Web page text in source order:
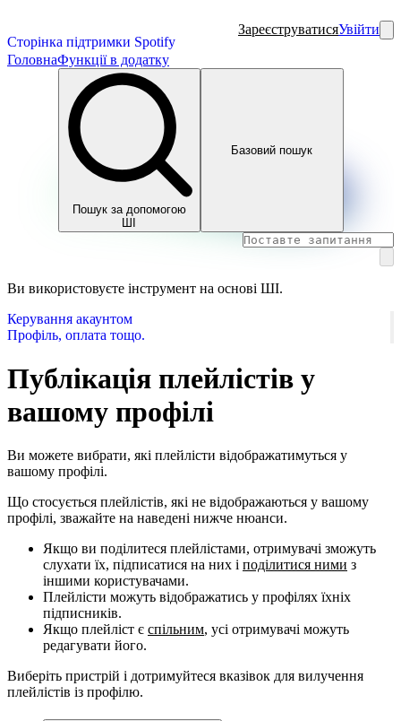
Сторінка підтримки Spotify
ЗареєструватисяУвійти
ГоловнаФункції в додатку
Пошук за допомогою
ШІ
Базовий пошук
Ви використовуєте інструмент на основі ШІ.
Керування акаунтом
Профіль, оплата тощо.
Публікація плейлістів у
вашому профілі
Ви можете вибрати, які плейлісти відображатимуться у
вашому профілі.
Що стосується плейлістів, які не відображаються у вашому
профілі, зважайте на наведені нижче нюанси.
Якщо ви поділитеся плейлістами, отримувачі зможуть
слухати їх, підписатися на них і поділитися ними з
іншими користувачами.
Плейлісти можуть відображатись у профілях їхніх
підписників.
Якщо плейліст є спільним, усі отримувачі можуть
редагувати його.
Виберіть пристрій і дотримуйтеся вказівок для вилучення
плейлістів із профілю.